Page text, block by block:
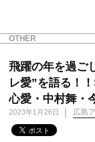
OTHER
飛躍の年を過ご
レ愛”を語る！
心愛・中村舞・
2023年1月26日 広島